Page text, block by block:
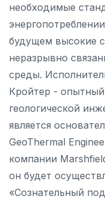
необходимые
будущем высокие
неразрывно
среды.
Кройтер - опытный
геологической
является
GeoThermal
компании
он будет
«Сознательный